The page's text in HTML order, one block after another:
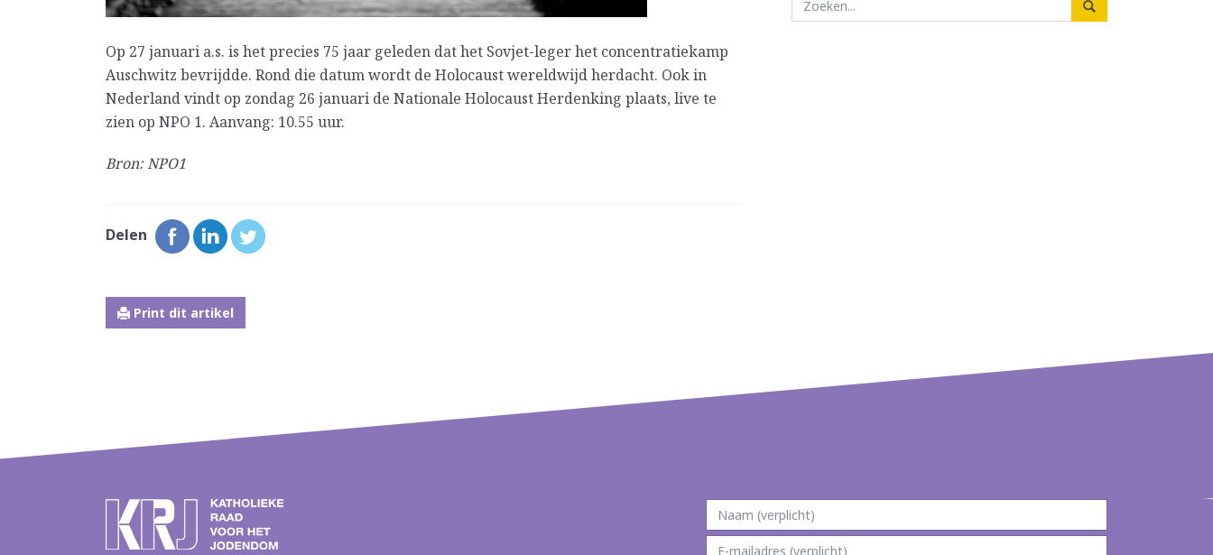
Op 27 januari a.s. is het precies 75 jaar geleden dat het Sovjet-leger het concentratiekamp
Auschwitz bevrijdde. Rond die datum wordt de Holocaust wereldwijd herdacht. Ook in
Nederland vindt op zondag 26 januari de Nationale Holocaust Herdenking plaats, live te
zien op NPO 1. Aanvang: 10.55 uur.
Bron: NPO1
Delen
Print dit artikel